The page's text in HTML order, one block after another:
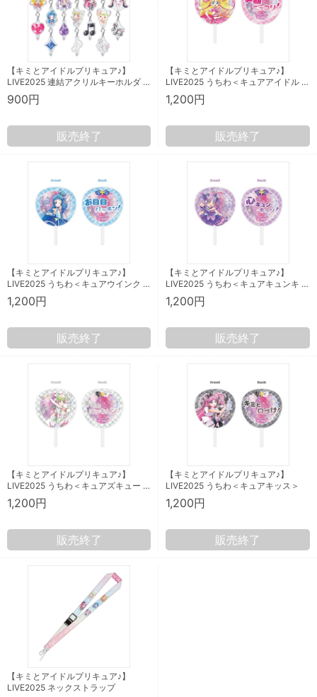
【キミとアイドルプリキュア♪】
LIVE2025 連結アクリルキーホルダ …
900円
販売終了
【キミとアイドルプリキュア♪】
LIVE2025 うちわ＜キュアアイドル …
1,200円
販売終了
【キミとアイドルプリキュア♪】
LIVE2025 うちわ＜キュアウインク …
1,200円
販売終了
【キミとアイドルプリキュア♪】
LIVE2025 うちわ＜キュアキュンキ …
1,200円
販売終了
【キミとアイドルプリキュア♪】
LIVE2025 うちわ＜キュアズキュー …
1,200円
販売終了
【キミとアイドルプリキュア♪】
LIVE2025 うちわ＜キュアキッス＞
1,200円
販売終了
【キミとアイドルプリキュア♪】
LIVE2025 ネックストラップ